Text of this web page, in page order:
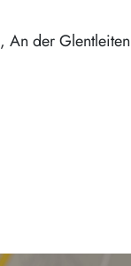
An der